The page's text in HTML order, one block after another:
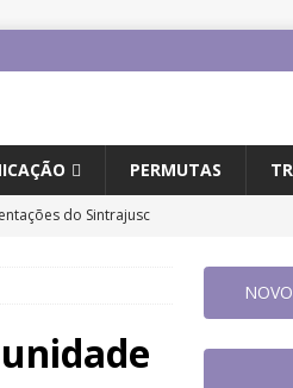
PERMUTAS
do Sintrajusc
convenção da OIT
para 2027 com